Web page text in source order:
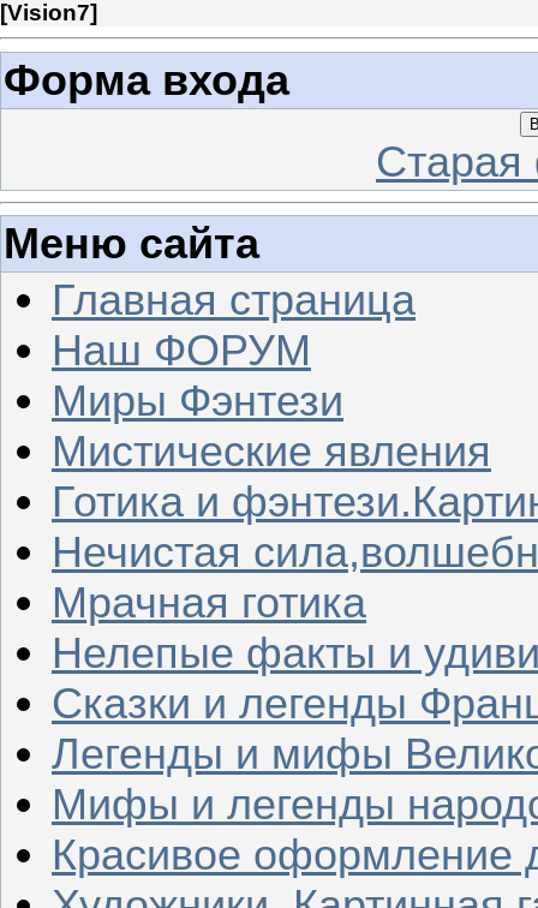
[Vision7]
Форма входа
Меню сайта
Главная страница
Наш ФОРУМ
Миры Фэнтези
Мистические явления
Готика и
Нечистая
Мрачная готика
Нелепые факты и
Сказки и легенды
Легенды и мифы
Мифы и легенды
Красивое оформление